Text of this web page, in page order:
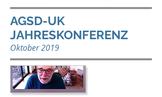
AGSD-UK
JAHRESKONFERENZ
Oktober 2019